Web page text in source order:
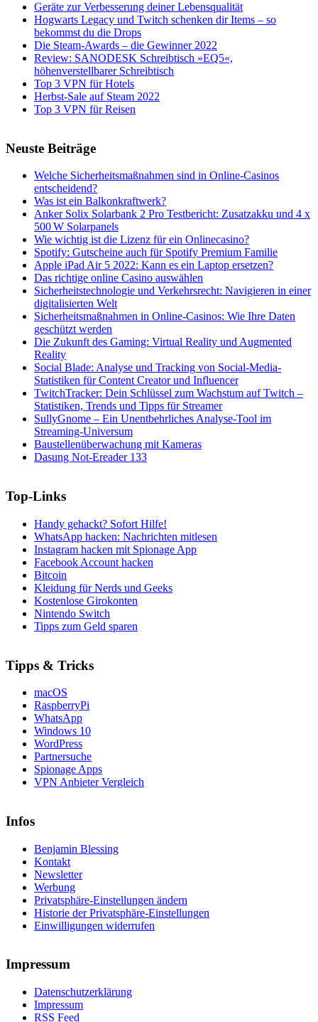
Geräte zur Verbesserung deiner Lebensqualität
Hogwarts Legacy und Twitch schenken dir Items – so
bekommst du die Drops
Die Steam-Awards – die Gewinner 2022
Review: SANODESK Schreibtisch »EQ5«,
höhenverstellbarer Schreibtisch
Top 3 VPN für Hotels
Herbst-Sale auf Steam 2022
Top 3 VPN für Reisen
Neuste Beiträge
Welche Sicherheitsmaßnahmen sind in Online-Casinos
entscheidend?
Was ist ein Balkonkraftwerk?
Anker Solix Solarbank 2 Pro Testbericht: Zusatzakku und 4 x
500 W Solarpanels
Wie wichtig ist die Lizenz für ein Onlinecasino?
Spotify: Gutscheine auch für Spotify Premium Familie
Apple iPad Air 5 2022: Kann es ein Laptop ersetzen?
Das richtige online Casino auswählen
Sicherheitstechnologie und Verkehrsrecht: Navigieren in einer
digitalisierten Welt
Sicherheitsmaßnahmen in Online-Casinos: Wie Ihre Daten
geschützt werden
Die Zukunft des Gaming: Virtual Reality und Augmented
Reality
Social Blade: Analyse und Tracking von Social-Media-
Statistiken für Content Creator und Influencer
TwitchTracker: Dein Schlüssel zum Wachstum auf Twitch –
Statistiken, Trends und Tipps für Streamer
SullyGnome – Ein Unentbehrliches Analyse-Tool im
Streaming-Universum
Baustellenüberwachung mit Kameras
Dasung Not-Ereader 133
Top-Links
Handy gehackt? Sofort Hilfe!
WhatsApp hacken: Nachrichten mitlesen
Instagram hacken mit Spionage App
Facebook Account hacken
Bitcoin
Kleidung für Nerds und Geeks
Kostenlose Girokonten
Nintendo Switch
Tipps zum Geld sparen
Tipps & Tricks
macOS
RaspberryPi
WhatsApp
Windows 10
WordPress
Partnersuche
Spionage Apps
VPN Anbieter Vergleich
Infos
Benjamin Blessing
Kontakt
Newsletter
Werbung
Privatsphäre-Einstellungen ändern
Historie der Privatsphäre-Einstellungen
Einwilligungen widerrufen
Impressum
Datenschutzerklärung
Impressum
RSS Feed